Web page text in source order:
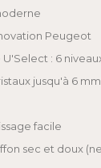
Peugeot
: 6
jusqu'à 6
facile
sec et doux